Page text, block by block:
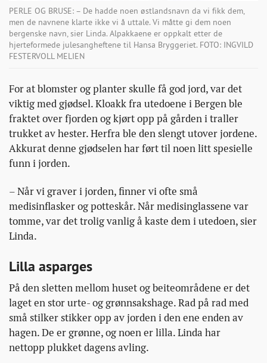
PERLE OG BRUSE: – De hadde noen østlandsnavn da vi fikk dem,
men de navnene klarte ikke vi å uttale. Vi måtte gi dem noen
bergenske navn, sier Linda. Alpakkaene er oppkalt etter de
hjerteformede julesangheftene til Hansa Bryggeriet. FOTO: INGVILD
FESTERVOLL MELIEN
For at blomster og planter skulle få god jord, var det
viktig med gjødsel. Kloakk fra utedoene i Bergen ble
fraktet over fjorden og kjørt opp på gården i traller
trukket av hester. Herfra ble den slengt utover jordene.
Akkurat denne gjødselen har ført til noen litt spesielle
funn i jorden.
– Når vi graver i jorden, finner vi ofte små
medisinflasker og potteskår. Når medisinglassene var
tomme, var det trolig vanlig å kaste dem i utedoen, sier
Linda.
Lilla asparges
På den sletten mellom huset og beiteområdene er det
laget en stor urte- og grønnsakshage. Rad på rad med
små stilker stikker opp av jorden i den ene enden av
hagen. De er grønne, og noen er lilla. Linda har
nettopp plukket dagens avling.